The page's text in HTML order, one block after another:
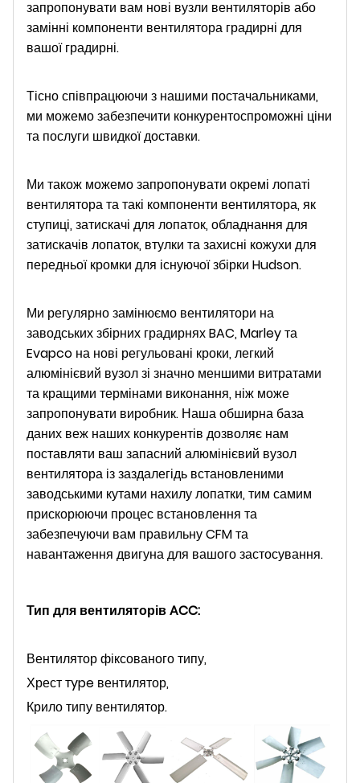
запропонувати вам нові вузли вентиляторів або
замінні компоненти вентилятора градирні для
вашої градирні.
Тісно співпрацюючи з нашими постачальниками,
ми можемо забезпечити конкурентоспроможні ціни
та послуги швидкої доставки.
Ми також можемо запропонувати окремі лопаті
вентилятора та такі компоненти вентилятора, як
ступиці, затискачі для лопаток, обладнання для
затискачів лопаток, втулки та захисні кожухи для
передньої кромки для існуючої збірки Hudson.
Ми регулярно замінюємо вентилятори на
заводських збірних градирнях BAC, Marley та
Evapco на нові регульовані кроки, легкий
алюмінієвий вузол зі значно меншими витратами
та кращими термінами виконання, ніж може
запропонувати виробник. Наша обширна база
даних веж наших конкурентів дозволяє нам
поставляти ваш запасний алюмінієвий вузол
вентилятора із заздалегідь встановленими
заводськими кутами нахилу лопатки, тим самим
прискорюючи процес встановлення та
забезпечуючи вам правильну CFM та
навантаження двигуна для вашого застосування.
Тип для вентиляторів ACC:
Вентилятор фіксованого типу,
Хрест тype вентилятор,
Крило типу вентилятор.